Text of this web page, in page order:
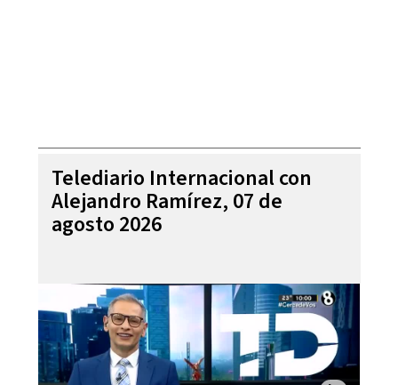
Telediario Internacional con
Alejandro Ramírez, 07 de
agosto 2026